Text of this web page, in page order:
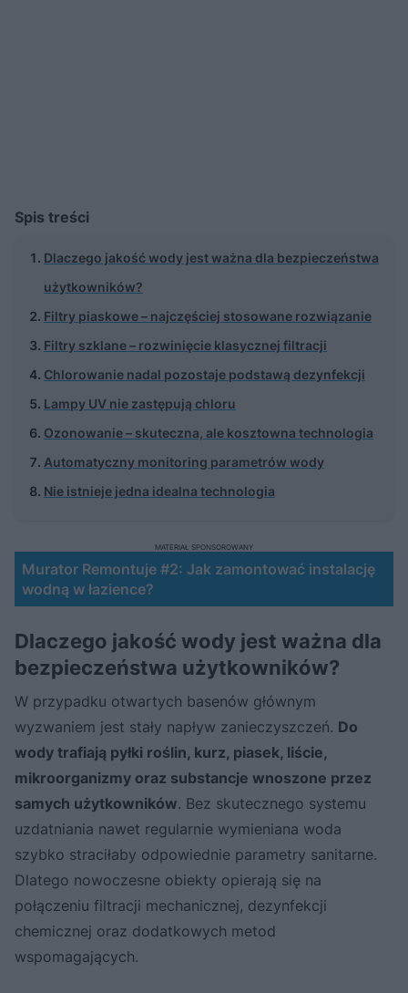
Spis treści
Dlaczego jakość wody jest ważna dla bezpieczeństwa
użytkowników?
Filtry piaskowe – najczęściej stosowane rozwiązanie
Filtry szklane – rozwinięcie klasycznej filtracji
Chlorowanie nadal pozostaje podstawą dezynfekcji
Lampy UV nie zastępują chloru
Ozonowanie – skuteczna, ale kosztowna technologia
Automatyczny monitoring parametrów wody
Nie istnieje jedna idealna technologia
Murator Remontuje #2: Jak zamontować instalację
wodną w łazience?
MATERIAŁ SPONSOROWANY
Dlaczego jakość wody jest ważna dla
bezpieczeństwa użytkowników?
W przypadku otwartych basenów głównym
wyzwaniem jest stały napływ zanieczyszczeń. Do
wody trafiają pyłki roślin, kurz, piasek, liście,
mikroorganizmy oraz substancje wnoszone przez
samych użytkowników. Bez skutecznego systemu
uzdatniania nawet regularnie wymieniana woda
szybko straciłaby odpowiednie parametry sanitarne.
Dlatego nowoczesne obiekty opierają się na
połączeniu filtracji mechanicznej, dezynfekcji
chemicznej oraz dodatkowych metod
wspomagających.